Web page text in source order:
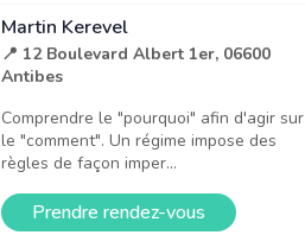
Martin Kerevel
📍 12 Boulevard Albert 1er, 06600
Antibes
Comprendre le "pourquoi" afin d'agir sur
le "comment". Un régime impose des
règles de façon imper...
Prendre rendez-vous